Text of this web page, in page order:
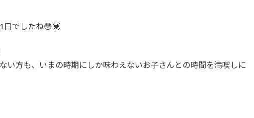
日でしたね😳💓
い方も、いまの時期にしか味わえないお子さんとの時間を満喫しに